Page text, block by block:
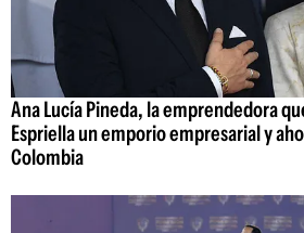
Ana Lucía Pineda, la emprendedora
Espriella un emporio empresarial y
Colombia